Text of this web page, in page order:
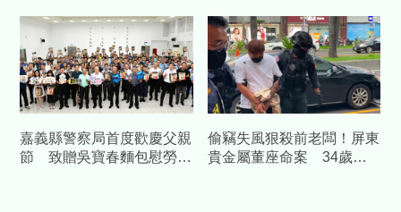
裝校園求救鈴
嘉義縣警察局首度歡慶父親
節 致贈吳寶春麵包慰勞警
偷竊失風狠殺前老闆！屏東
貴金屬董座命案 34歲前